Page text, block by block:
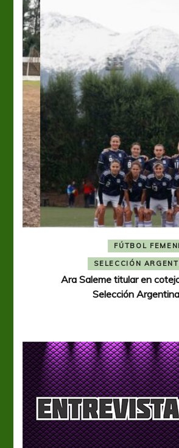
FÚTBOL FEMENINO
SELECCIÓN ARGENTINA
Ara Saleme titular en cotejo
Selección Argentina